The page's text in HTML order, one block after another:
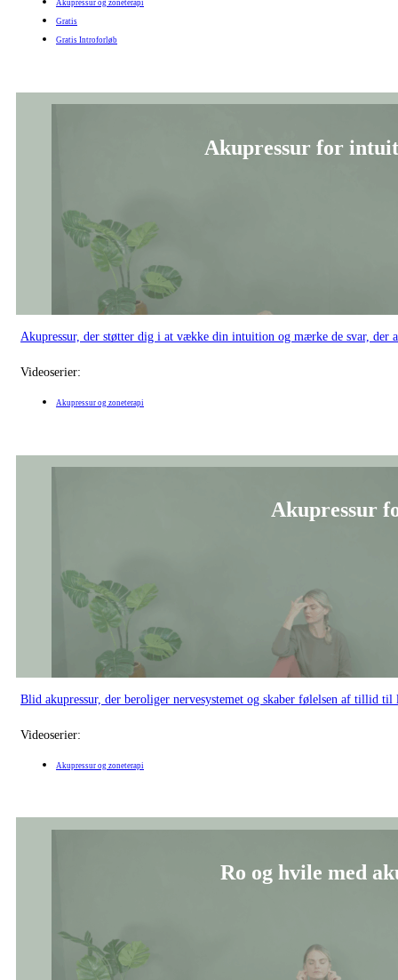
Akupressur og zoneterapi
Gratis
Gratis Introforløb
Akupressur for
Akupressur, der støtter dig i at vække din intuition og mærke de svar, der
Videoserier:
Akupressur og zoneterapi
Akupressur
Blid akupressur, der beroliger nervesystemet og skaber følelsen af tillid
Videoserier:
Akupressur og zoneterapi
Ro og hvile med